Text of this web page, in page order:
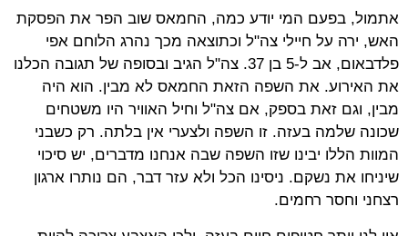
אתמול, בפעם המי יודע כמה, החמאס שוב הפר את הפסקת
האש, ירה על חיילי צה"ל וכתוצאה מכך נהרג הלוחם אפי
פלדבאום, אב ל-5 בן 37. צה"ל הגיב ובסופה של תגובה הכלנו
את האירוע. את השפה הזאת החמאס לא מבין. הוא היה
מבין, וגם זאת בספק, אם צה"ל וחיל האוויר היו משטחים
שכונה שלמה בעזה. זו השפה ולצערי אין בלתה. רק כשבני
המוות הללו יבינו שזו השפה שבה אנחנו מדברים, יש סיכוי
שיניחו את נשקם. ניסינו הכל ולא עזר דבר, הם נותרו ארגון
רצחני וחסר רחמים.